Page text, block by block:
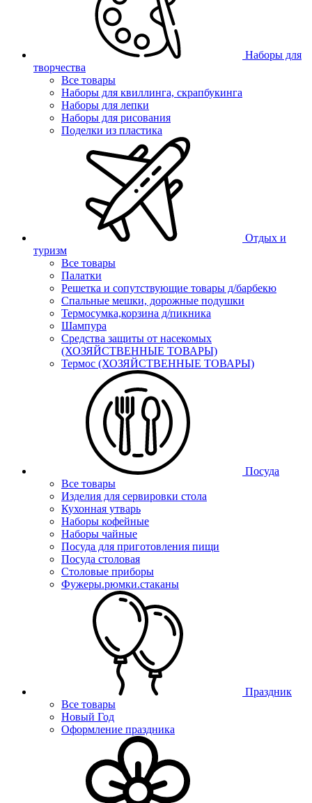
Наборы для
творчества
Все товары
Наборы для квиллинга, скрапбукинга
Наборы для лепки
Наборы для рисования
Поделки из пластика
Отдых и
туризм
Все товары
Палатки
Решетка и сопутствующие товары д/барбекю
Спальные мешки, дорожные подушки
Термосумка,корзина д/пикника
Шампура
Средства защиты от насекомых
(ХОЗЯЙСТВЕННЫЕ ТОВАРЫ)
Термос (ХОЗЯЙСТВЕННЫЕ ТОВАРЫ)
Посуда
Все товары
Изделия для сервировки стола
Кухонная утварь
Наборы кофейные
Наборы чайные
Посуда для приготовления пищи
Посуда столовая
Столовые приборы
Фужеры.рюмки.стаканы
Праздник
Все товары
Новый Год
Оформление праздника